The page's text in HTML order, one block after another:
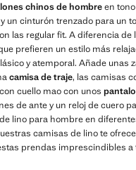
chinos de hombreen
un cinturón trenzado para un
las regular fit. A diferencia de
prefieren un estilo más
y atemporal. Añade unas
camisa de traje, las camisas
cuello mao con unos
de ante y un reloj de cuero
lino para hombre en
camisas de lino te
prendas imprescindibles a